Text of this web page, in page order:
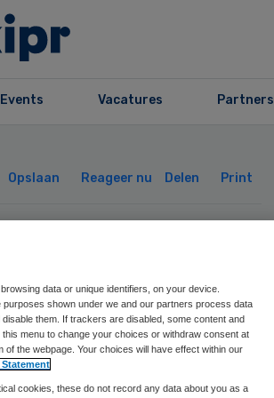
Events Vacatures Partners
Opslaan Reageer nu Delen Print
in
data or unique identifiers, on your device.
shown under we and our partners process data
them. If trackers are disabled, some content and
menu to change your choices or withdraw consent at
the webpage. Your choices will have effect within our
Statement
cookies, these do not record any data about you as a